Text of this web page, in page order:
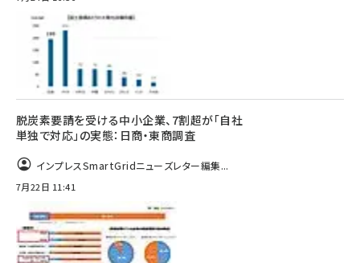
脱炭素要請を受ける中小企業、7割超が「自社
単独で対応」の実態：日商・東商調査
インプレスSmartGridニューズレター編集...
7月22日 11:41